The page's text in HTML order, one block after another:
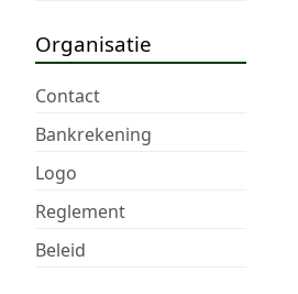
Organisatie
Contact
Bankrekening
Logo
Reglement
Beleid